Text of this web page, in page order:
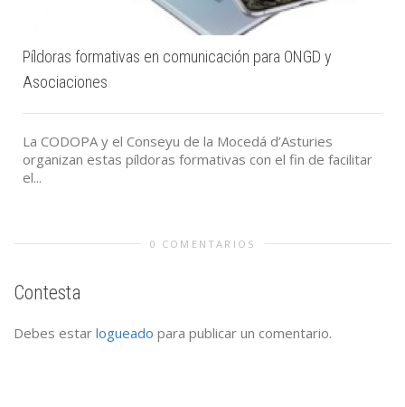
Píldoras formativas en comunicación para ONGD y
Asociaciones
La CODOPA y el Conseyu de la Mocedá d’Asturies
organizan estas píldoras formativas con el fin de facilitar
el...
0 COMENTARIOS
Contesta
Debes estar logueado para publicar un comentario.